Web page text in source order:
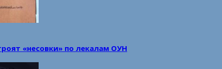
«несовки» по лекалам ОУН